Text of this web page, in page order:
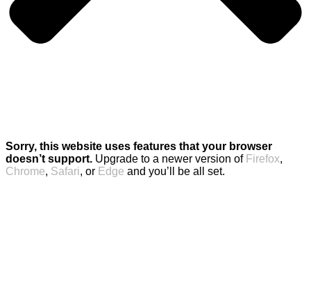
Sorry, this website uses features that your browser
doesn’t support. Upgrade to a newer version of Firefox,
Chrome, Safari, or Edge and you’ll be all set.